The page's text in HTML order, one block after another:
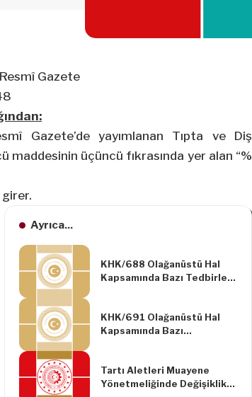
Gazete
Gazete’de yayımlanan Tıpta ve Diş
maddesinin üçüncü fıkrasında yer alan “%
Ayrıca...
KHK/688 Olağanüstü Hal
Kapsamında Bazı Tedbirler
KHK/691 Olağanüstü Hal
Kapsamında Bazı
Kararname
Tartı Aletleri Muayene
Yönetmeliğinde Değişiklik